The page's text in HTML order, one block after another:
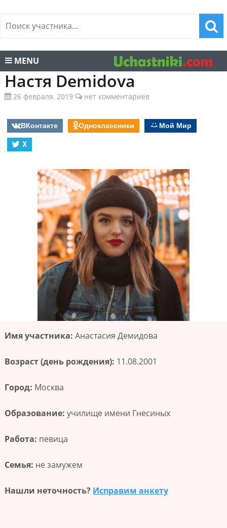
MENU
Настя Demidova
26 февраля, 2019 нет комментариев
ВКонтакте Одноклассники
Мой Мир
X
Имя участника: Анастасия Демидова
Возраст (день рождения): 11.08.2001
Город: Москва
Образование: училище имени Гнесиных
Работа: певица
Семья: не замужем
Нашли неточность? Исправим анкету